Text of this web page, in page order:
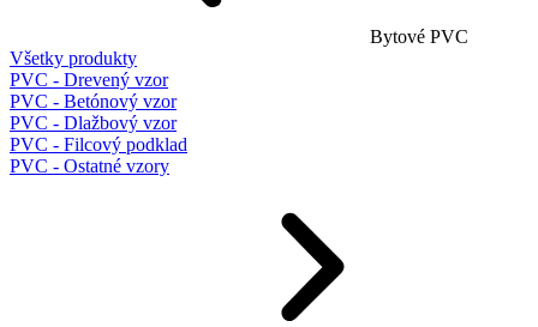
Bytové PVC
Všetky produkty
PVC - Drevený vzor
PVC - Betónový vzor
PVC - Dlažbový vzor
PVC - Filcový podklad
PVC - Ostatné vzory